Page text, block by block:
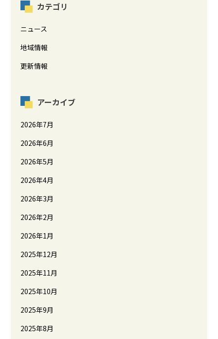
カテゴリ
ニュース
地域情報
更新情報
アーカイブ
2026年7月
2026年6月
2026年5月
2026年4月
2026年3月
2026年2月
2026年1月
2025年12月
2025年11月
2025年10月
2025年9月
2025年8月